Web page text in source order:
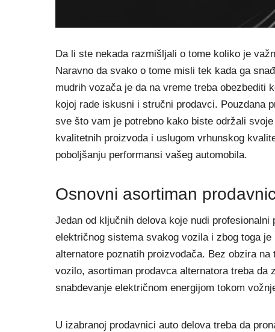
Da li ste nekada razmišljali o tome koliko je
Naravno da svako o tome misli tek kada ga
mudrih vozača je da na vreme treba obezbediti
kojoj rade iskusni i stručni prodavci. Pouzdana
sve što vam je potrebno kako biste održali
kvalitetnih proizvoda i uslugom vrhunskog
poboljšanju performansi vašeg automobila.
Osnovni asortiman
Jedan od ključnih delova koje nudi profesionalni
električnog sistema svakog vozila i zbog toga
alternatore poznatih proizvođača. Bez obzira
vozilo, asortiman prodavca alternatora treba
snabdevanje električnom energijom tokom
U izabranoj prodavnici auto delova treba da